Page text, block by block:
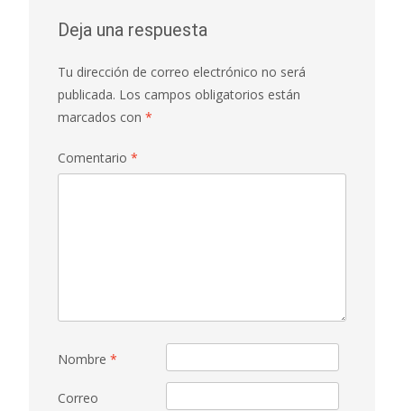
Deja una respuesta
Tu dirección de correo electrónico no será
publicada. Los campos obligatorios están
marcados con *
Comentario *
Nombre *
Correo